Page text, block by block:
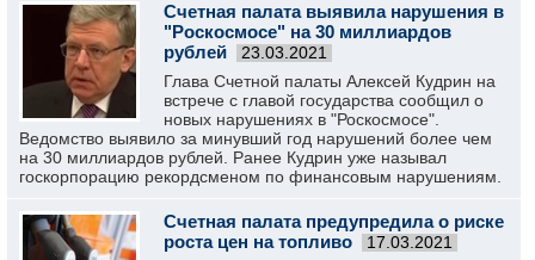
Счетная палата выявила нарушения в
"Роскосмосе" на 30 миллиардов
рублей
23.03.2021
Глава Счетной палаты Алексей Кудрин на
встрече с главой государства сообщил о
новых нарушениях в "Роскосмосе".
Ведомство выявило за минувший год нарушений более чем
на 30 миллиардов рублей. Ранее Кудрин уже называл
госкорпорацию рекордсменом по финансовым нарушениям.
Счетная палата предупредила о риске
роста цен на топливо
17.03.2021